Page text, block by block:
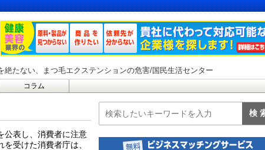
絶たない、まつ毛エクステンションの危害/国民生活センター
コラム
公表し、消費者に注意
受けた消費者庁は、